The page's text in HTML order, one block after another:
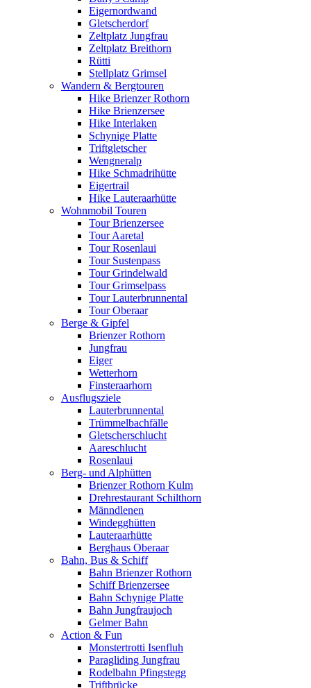
Eigernordwand
Gletscherdorf
Zeltplatz Jungfrau
Zeltplatz Breithorn
Rütti
Stellplatz Grimsel
Wandern & Bergtouren
Hike Brienzer Rothorn
Hike Brienzersee
Hike Interlaken
Schynige Platte
Triftgletscher
Wengneralp
Hike Schmadrihütte
Eigertrail
Hike Lauteraarhütte
Wohnmobil Touren
Tour Brienzersee
Tour Aaretal
Tour Rosenlaui
Tour Sustenpass
Tour Grindelwald
Tour Grimselpass
Tour Lauterbrunnental
Tour Oberaar
Berge & Gipfel
Brienzer Rothorn
Jungfrau
Eiger
Wetterhorn
Finsteraarhorn
Ausflugsziele
Lauterbrunnental
Trümmelbachfälle
Gletscherschlucht
Aareschlucht
Rosenlaui
Berg- und Alphütten
Brienzer Rothorn Kulm
Drehrestaurant Schilthorn
Männdlenen
Windegghütten
Lauteraarhütte
Berghaus Oberaar
Bahn, Bus & Schiff
Bahn Brienzer Rothorn
Schiff Brienzersee
Bahn Schynige Platte
Bahn Jungfraujoch
Gelmer Bahn
Action & Fun
Monstertrotti Isenfluh
Paragliding Jungfrau
Rodelbahn Pfingstegg
Triftbrücke